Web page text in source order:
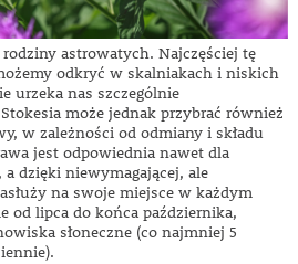
astrowatych. Najczęściej tę
odkryć w skalniakach i niskich
urzeka nas szczególnie
może jednak przybrać również
w zależności od odmiany i składu
jest odpowiednia nawet dla
a dzięki niewymagającej, ale
na swoje miejsce w każdym
od lipca do końca października,
słoneczne (co najmniej 5